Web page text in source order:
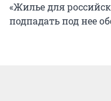
«Жилье для
подпадать под нее